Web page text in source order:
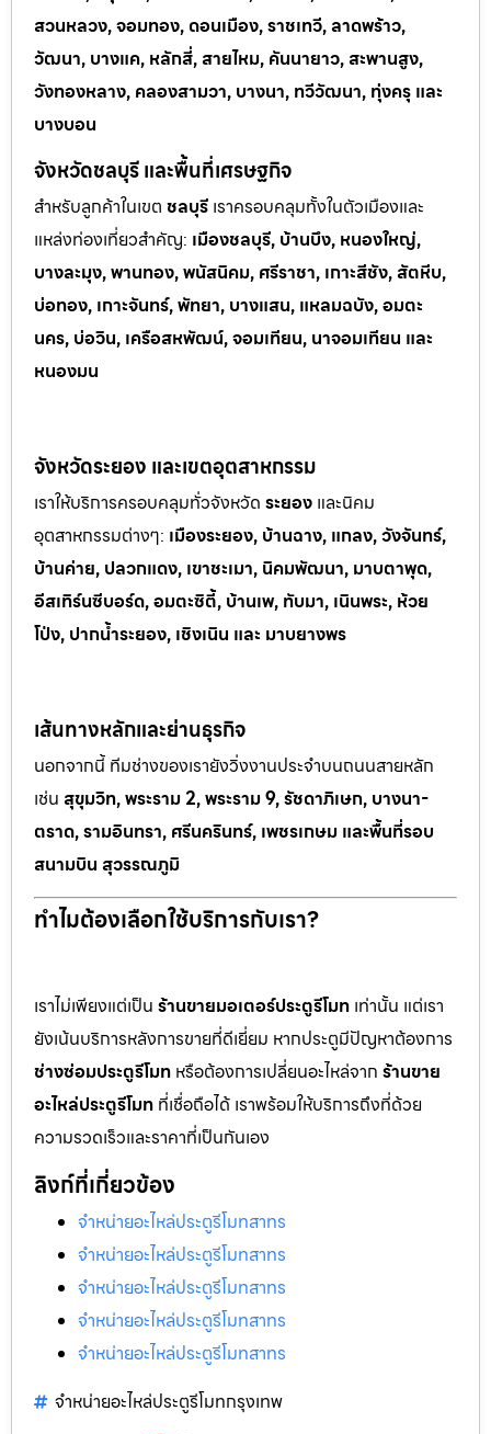
สวนหลวง, จอมทอง, ดอนเมือง, ราชเทวี, ลาดพร้าว,
วัฒนา, บางแค, หลักสี่, สายไหม, คันนายาว, สะพานสูง,
วังทองหลาง, คลองสามวา, บางนา, ทวีวัฒนา, ทุ่งครุ และ
บางบอน
จังหวัดชลบุรี และพื้นที่เศรษฐกิจ
สำหรับลูกค้าในเขต ชลบุรี เราครอบคลุมทั้งในตัวเมืองและ
แหล่งท่องเที่ยวสำคัญ: เมืองชลบุรี, บ้านบึง, หนองใหญ่,
บางละมุง, พานทอง, พนัสนิคม, ศรีราชา, เกาะสีชัง, สัตหีบ,
บ่อทอง, เกาะจันทร์, พัทยา, บางแสน, แหลมฉบัง, อมตะ
นคร, บ่อวิน, เครือสหพัฒน์, จอมเทียน, นาจอมเทียน และ
หนองมน
จังหวัดระยอง และเขตอุตสาหกรรม
เราให้บริการครอบคลุมทั่วจังหวัด ระยอง และนิคม
อุตสาหกรรมต่างๆ: เมืองระยอง, บ้านฉาง, แกลง, วังจันทร์,
บ้านค่าย, ปลวกแดง, เขาชะเมา, นิคมพัฒนา, มาบตาพุด,
อีสเทิร์นซีบอร์ด, อมตะซิตี้, บ้านเพ, ทับมา, เนินพระ, ห้วย
โป่ง, ปากน้ำระยอง, เชิงเนิน และ มาบยางพร
เส้นทางหลักและย่านธุรกิจ
นอกจากนี้ ทีมช่างของเรายังวิ่งงานประจำบนถนนสายหลัก
เช่น สุขุมวิท, พระราม 2, พระราม 9, รัชดาภิเษก, บางนา-
ตราด, รามอินทรา, ศรีนครินทร์, เพชรเกษม และพื้นที่รอบ
สนามบิน สุวรรณภูมิ
ทำไมต้องเลือกใช้บริการกับเรา?
เราไม่เพียงแต่เป็น ร้านขายมอเตอร์ประตูรีโมท เท่านั้น แต่เรา
ยังเน้นบริการหลังการขายที่ดีเยี่ยม หากประตูมีปัญหาต้องการ
ช่างซ่อมประตูรีโมท หรือต้องการเปลี่ยนอะไหล่จาก ร้านขาย
อะไหล่ประตูรีโมท ที่เชื่อถือได้ เราพร้อมให้บริการถึงที่ด้วย
ความรวดเร็วและราคาที่เป็นกันเอง
ลิงก์ที่เกี่ยวข้อง
จำหน่ายอะไหล่ประตูรีโมทสาทร
จำหน่ายอะไหล่ประตูรีโมทสาทร
จำหน่ายอะไหล่ประตูรีโมทสาทร
จำหน่ายอะไหล่ประตูรีโมทสาทร
จำหน่ายอะไหล่ประตูรีโมทสาทร
จำหน่ายอะไหล่ประตูรีโมทกรุงเทพ